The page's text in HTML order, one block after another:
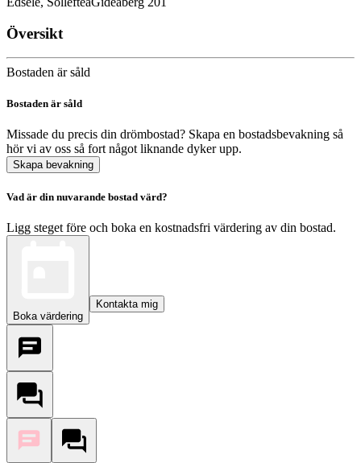
Översikt
Bostaden är såld
Bostaden är såld
Missade du precis din drömbostad? Skapa en bostadsbevakning så
hör vi av oss så fort något liknande dyker upp.
Skapa bevakning
Vad är din nuvarande bostad värd?
Ligg steget före och boka en kostnadsfri värdering av din bostad.
Boka värdering
Kontakta mig